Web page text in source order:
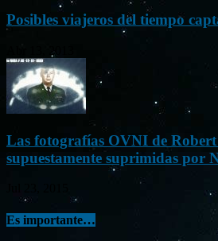
Posibles viajeros del tiempo
Las fotografías OVNI de Robert
supuestamente suprimidas por
Es importante…